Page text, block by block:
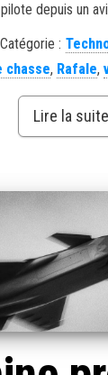
depuis un
Catégorie :
chasse, Rafale,
Lire la suite